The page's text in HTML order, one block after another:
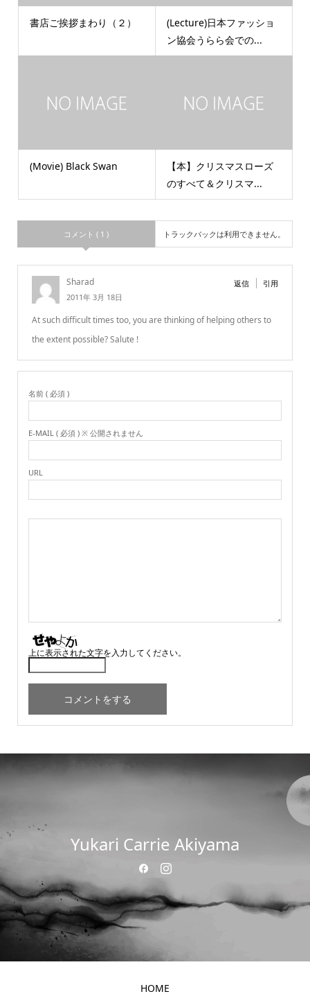
書店ご挨拶まわり（２）
(Lecture)日本ファッショ
ン協会うらら会での...
(Movie) Black Swan
【本】クリスマスローズ
のすべて＆クリスマ...
コメント ( 1 ) トラックバックは利用できません。
Sharad
2011年 3月 18日
返信 引用
At such difficult times too, you are thinking of helping others to
the extent possible? Salute !
名前 ( 必須 )
E-MAIL ( 必須 ) ※ 公開されません
URL
上に表示された文字を入力してください。
Yukari Carrie Akiyama
HOME